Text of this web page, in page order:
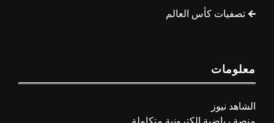
تصفيات كأس العالم
معلومات
الشاهد نيوز
منصة رياضية إلكترونية متكاملة